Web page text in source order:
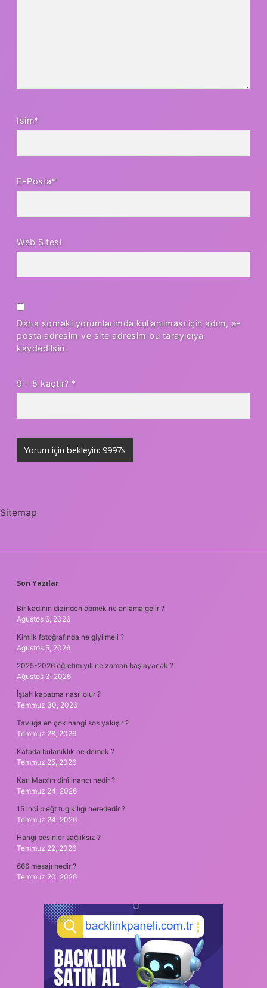
İsim*
E-Posta*
Web Sitesi
Daha sonraki yorumlarımda kullanılması için adım, e-
posta adresim ve site adresim bu tarayıcıya
kaydedilsin.
9 - 5 kaçtır? *
Sitemap
SIDEBAR
Son Yazılar
Bir kadının dizinden öpmek ne anlama gelir ?
Ağustos 6, 2026
Kimlik fotoğrafında ne giyilmeli ?
Ağustos 5, 2026
2025-2026 öğretim yılı ne zaman başlayacak ?
Ağustos 3, 2026
İştah kapatma nasıl olur ?
Temmuz 30, 2026
Tavuğa en çok hangi sos yakışır ?
Temmuz 28, 2026
Kafada bulanıklık ne demek ?
Temmuz 25, 2026
Karl Marx’ın dinî inancı nedir ?
Temmuz 24, 2026
15 inci p eğt tug k lığı nerededir ?
Temmuz 24, 2026
Hangi besinler sağlıksız ?
Temmuz 22, 2026
666 mesajı nedir ?
Temmuz 20, 2026